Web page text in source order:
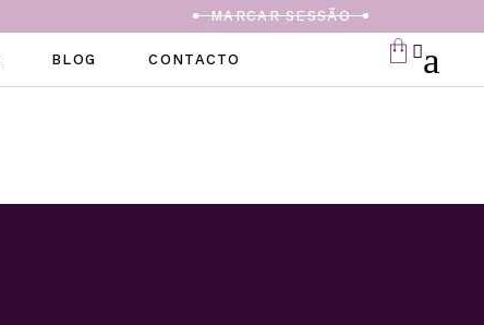
MARCAR SESSÃO
BLOG CONTACTO